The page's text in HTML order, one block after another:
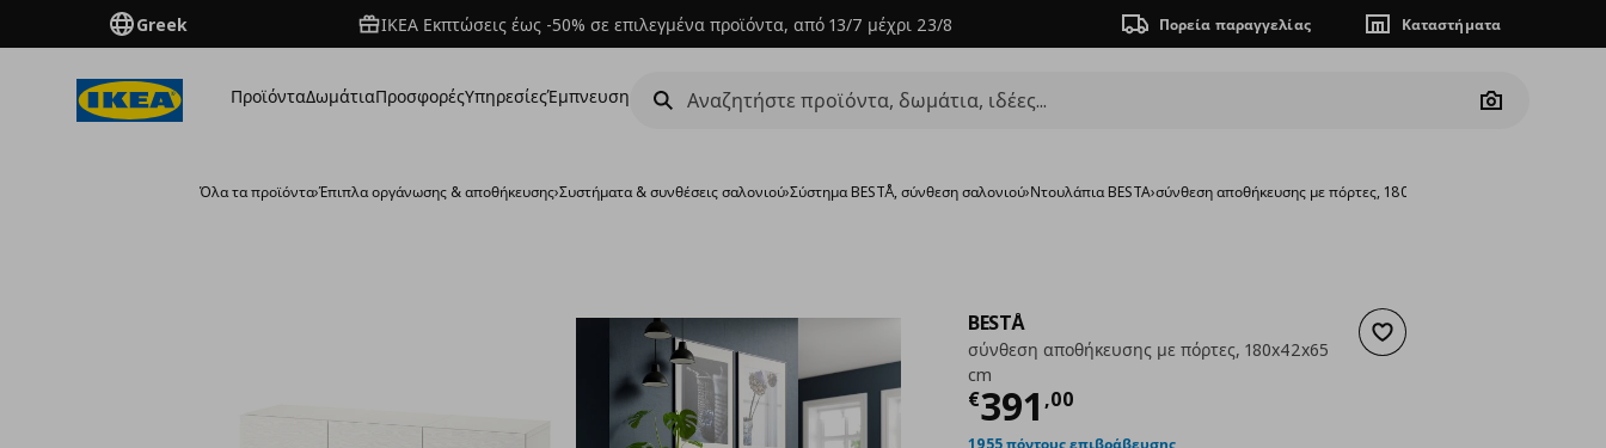
Greek ΙΚΕΑ Εκπτώσεις έως -50% σε επιλεγμένα προϊόντα, από 13/7 μέχρι 23/8 Πορεία παραγγελίας Καταστήματα
ΠροϊόνταΔωμάτιαΠροσφορέςΥπηρεσίεςΈμπνευση
Camera
Όλα τα προϊόντα›Έπιπλα οργάνωσης & αποθήκευσης›Συστήματα & συνθέσεις σαλονιού›Σύστημα BESTÅ, σύνθεση σαλονιού›Ντουλάπια BESTA›σύνθεση αποθήκευσης με πόρτες, 180x42x65 cm
Προσθήκη στα αγαπημένα
BESTÅ
σύνθεση αποθήκευσης με πόρτες, 180x42x65
cm
€391 ,00
Τρέχουσα τιμή
1955 πόντους επιβράβευσης